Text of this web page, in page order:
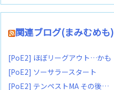
カ
イ
関連ブログ(まみむめも)
[PoE2] ほぼリーグアウト…かも
[PoE2] ソーサラースタート
[PoE2] テンペストMA その後…